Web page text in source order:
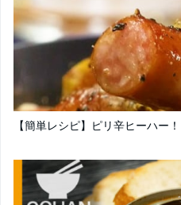
【簡単レシピ】ピリ辛ヒーハー